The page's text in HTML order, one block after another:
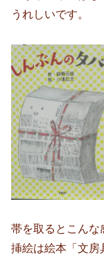
うれしいです。
帯を取るとこんな
挿絵は絵本「文房